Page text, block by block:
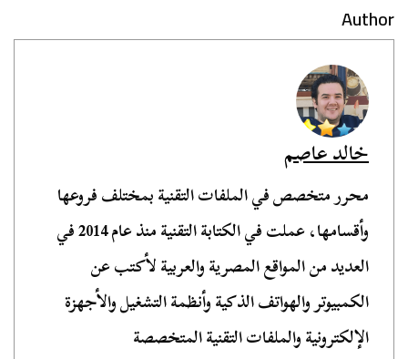
Author
خالد عاصم
محرر متخصص في الملفات التقنية بمختلف فروعها
وأقسامها، عملت في الكتابة التقنية منذ عام 2014 في
العديد من المواقع المصرية والعربية لأكتب عن
الكمبيوتر والهواتف الذكية وأنظمة التشغيل والأجهزة
الإلكترونية والملفات التقنية المتخصصة